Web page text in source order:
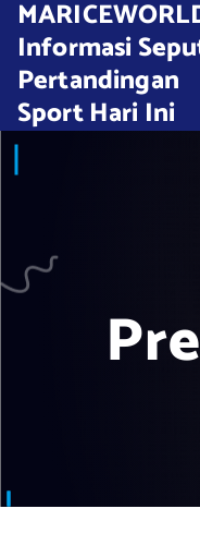
e
Informasi
Pertandingan
Sport Hari Ini